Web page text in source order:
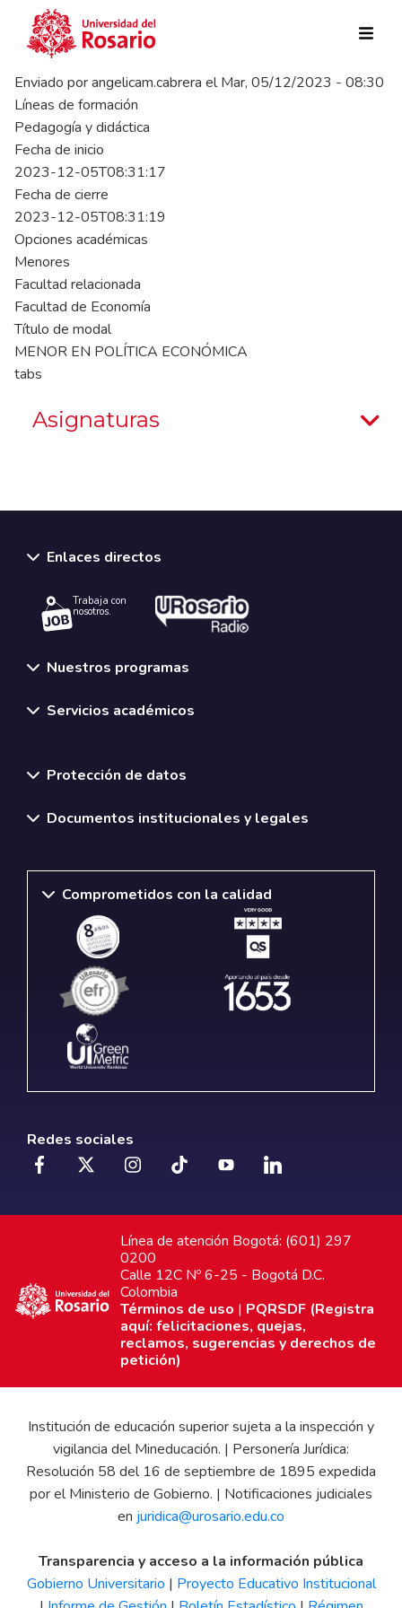
Pasar al contenido principal
Enviado porangelicam.cabrera elMar, 05/12/2023 - 08:30
Líneas de formación
Pedagogía y didáctica
Fecha de inicio
2023-12-05T08:31:17
Fecha de cierre
2023-12-05T08:31:19
Opciones académicas
Menores
Facultad relacionada
Facultad de Economía
Título de modal
MENOR EN POLÍTICA ECONÓMICA
tabs
Asignaturas
Enlaces directos
Trabaja con
nosotros.
Nuestros programas
Servicios académicos
Protección de datos
Documentos institucionales y legales
Comprometidos con la calidad
Redes sociales
Línea de atención Bogotá: (601) 297
0200
Calle 12C Nº 6-25 - Bogotá D.C.
Colombia
Términos de uso | PQRSDF (Registra
aquí: felicitaciones, quejas,
reclamos, sugerencias y derechos de
petición)
Institución de educación superior sujeta a la inspección y
vigilancia del Mineducación. | Personería Jurídica:
Resolución 58 del 16 de septiembre de 1895 expedida
por el Ministerio de Gobierno. | Notificaciones judiciales
en juridica@urosario.edu.co
Transparencia y acceso a la información pública
Gobierno Universitario | Proyecto Educativo Institucional